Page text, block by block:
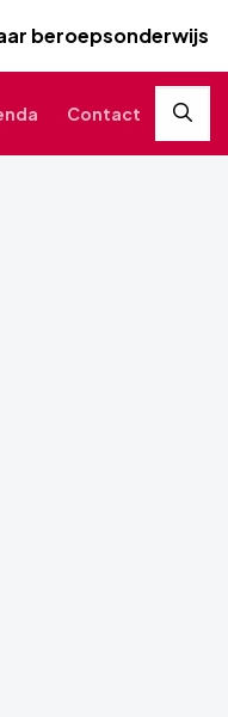
beroepsonderwijs
Contact